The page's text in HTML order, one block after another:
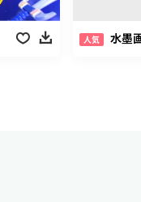
人気 水墨